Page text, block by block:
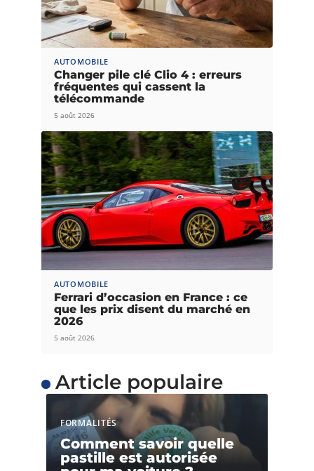
AUTOMOBILE
Changer pile clé Clio 4 : erreurs
fréquentes qui cassent la
télécommande
5 août 2026
AUTOMOBILE
Ferrari d’occasion en France : ce
que les prix disent du marché en
2026
5 août 2026
Article populaire
FORMALITÉS
Comment savoir quelle
pastille est autorisée